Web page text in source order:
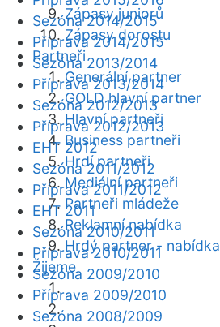
Zápasy juniorů
Zápasy dorostu
Partneři
Generální partner
GOLD hlavní partner
Hlavní partneři
Business partneři
Hrdí partneři
Mediální partneři
Partneři mládeže
Reklamní nabídka
Hrdý partner - nabídka
Žijeme
Sezóna 2014/2015
Příprava 2014/2015
Sezóna 2013/2014
Příprava 2013/2014
Sezóna 2012/2013
Příprava 2012/2013
EHT 2012
Sezóna 2011/2012
Příprava 2011/2012
EHT 2011
Sezóna 2010/2011
Příprava 2010/2011
Sezóna 2009/2010
Příprava 2009/2010
Sezóna 2008/2009